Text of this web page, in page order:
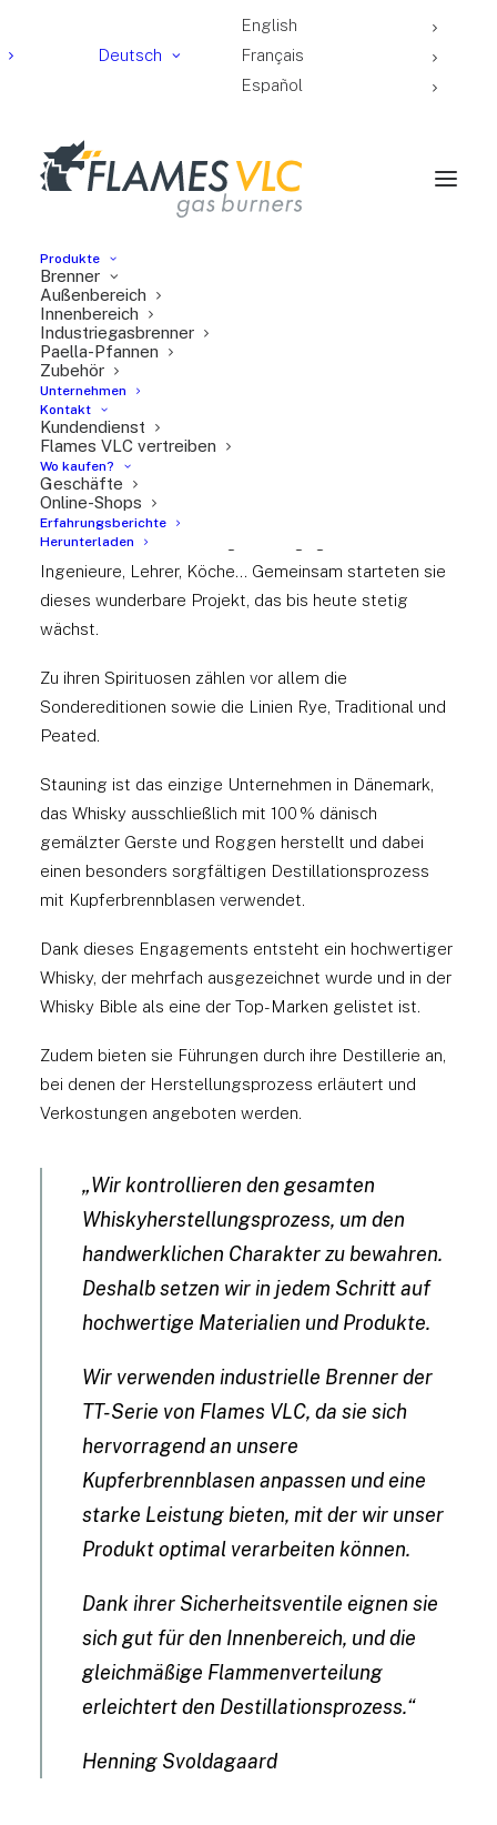
Deutsch
English
Français
Español
Produkte
Brenner
Außenbereich
Innenbereich
Industriegasbrenner
Paella-Pfannen
Zubehör
Unternehmen
Kontakt
Kundendienst
Flames VLC vertreiben
Wo kaufen?
Geschäfte
Online-Shops
Erfahrungsberichte
Herunterladen
Gruppe von Fachleuten und Freunden mit ganz
unterschiedlichen Hintergründen gegründet:
Ingenieure, Lehrer, Köche… Gemeinsam starteten sie
dieses wunderbare Projekt, das bis heute stetig
wächst.
Zu ihren Spirituosen zählen vor allem die
Sondereditionen sowie die Linien Rye, Traditional und
Peated.
Stauning ist das einzige Unternehmen in Dänemark,
das Whisky ausschließlich mit 100 % dänisch
gemälzter Gerste und Roggen herstellt und dabei
einen besonders sorgfältigen Destillationsprozess
mit Kupferbrennblasen verwendet.
Dank dieses Engagements entsteht ein hochwertiger
Whisky, der mehrfach ausgezeichnet wurde und in der
Whisky Bible als eine der Top-Marken gelistet ist.
Zudem bieten sie Führungen durch ihre Destillerie an,
bei denen der Herstellungsprozess erläutert und
Verkostungen angeboten werden.
„Wir kontrollieren den gesamten
Whiskyherstellungsprozess, um den
handwerklichen Charakter zu bewahren.
Deshalb setzen wir in jedem Schritt auf
hochwertige Materialien und Produkte.
Wir verwenden industrielle Brenner der
TT-Serie von Flames VLC, da sie sich
hervorragend an unsere
Kupferbrennblasen anpassen und eine
starke Leistung bieten, mit der wir unser
Produkt optimal verarbeiten können.
Dank ihrer Sicherheitsventile eignen sie
sich gut für den Innenbereich, und die
gleichmäßige Flammenverteilung
erleichtert den Destillationsprozess.“
Henning Svoldagaard